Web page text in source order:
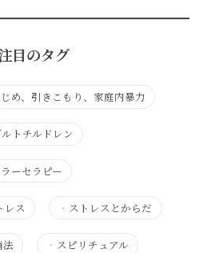
目のタグ
め、引きこもり、家庭内暴力
トチルドレン
ーセラピー
レス ・ ストレスとからだ
法 ・ スピリチュアル